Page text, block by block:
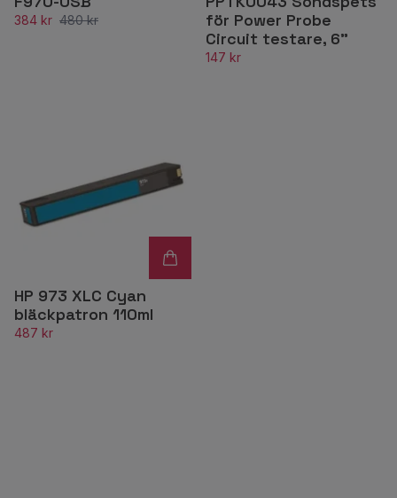
384 kr 480 kr
för Power Probe
Circuit testare, 6”
147 kr
HP 973 XLC Cyan
bläckpatron 110ml
487 kr